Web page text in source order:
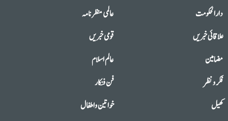
دارالحکومت
عالمی منظرنامہ
علاقائی خبریں
قومی خبریں
مضامین
عالم اسلام
فکر و نظر
فن فنکار
کھیل
خواتین واطفال